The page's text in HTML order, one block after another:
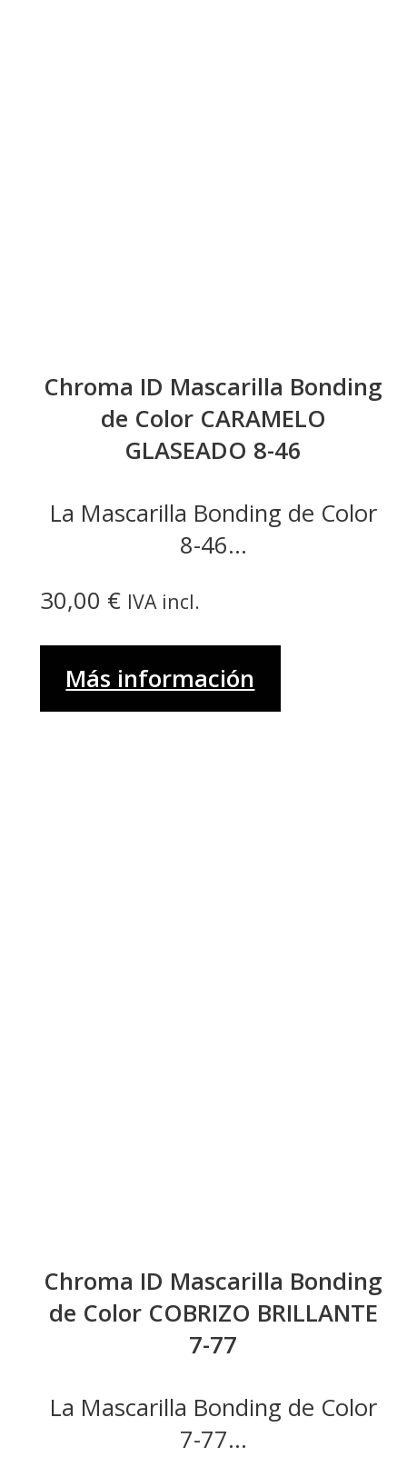
Chroma ID Mascarilla Bonding
de Color CARAMELO
GLASEADO 8-46
La Mascarilla Bonding de Color
8-46...
30,00 € IVA incl.
Más información
Chroma ID Mascarilla Bonding
de Color COBRIZO BRILLANTE
7-77
La Mascarilla Bonding de Color
7-77...